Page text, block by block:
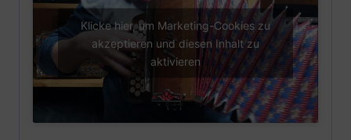
Klicke hier, um Marketing-Cookies zu
akzeptieren und diesen Inhalt zu
aktivieren